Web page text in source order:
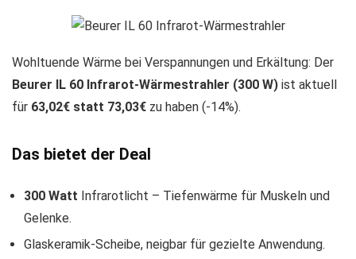
Wohltuende Wärme bei Verspannungen und Erkältung: Der
Beurer IL 60 Infrarot-Wärmestrahler (300 W) ist aktuell
für 63,02€ statt 73,03€ zu haben (-14%).
Das bietet der Deal
300 Watt Infrarotlicht – Tiefenwärme für Muskeln und
Gelenke.
Glaskeramik-Scheibe, neigbar für gezielte Anwendung.